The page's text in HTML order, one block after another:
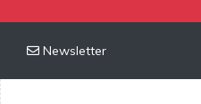
Newsletter